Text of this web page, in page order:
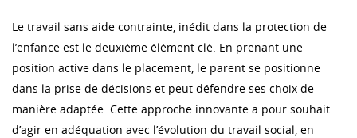
Le travail sans aide contrainte, inédit dans la protection de
l’enfance est le deuxième élément clé. En prenant une
position active dans le placement, le parent se positionne
dans la prise de décisions et peut défendre ses choix de
manière adaptée. Cette approche innovante a pour souhait
d’agir en adéquation avec l’évolution du travail social, en